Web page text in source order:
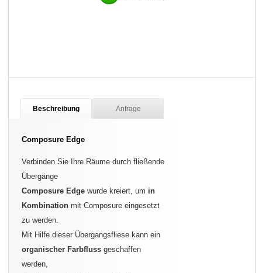
Beschreibung Anfrage
Composure Edge
Verbinden Sie Ihre Räume durch fließende
Übergänge
Composure Edge wurde kreiert, um in
Kombination mit Composure eingesetzt
zu werden.
Mit Hilfe dieser Übergangsfliese kann ein
organischer Farbfluss geschaffen
werden,